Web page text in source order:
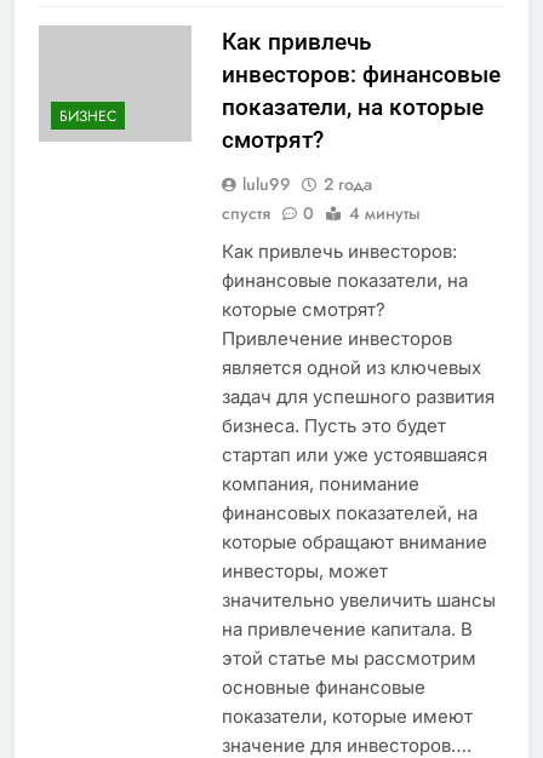
БИЗНЕС
Как привлечь
инвесторов: финансовые
показатели, на которые
смотрят?
lulu99
2 года
спустя
0 4 минуты
Как привлечь инвесторов:
финансовые показатели, на
которые смотрят?
Привлечение инвесторов
является одной из ключевых
задач для успешного развития
бизнеса. Пусть это будет
стартап или уже устоявшаяся
компания, понимание
финансовых показателей, на
которые обращают внимание
инвесторы, может
значительно увеличить шансы
на привлечение капитала. В
этой статье мы рассмотрим
основные финансовые
показатели, которые имеют
значение для инвесторов….